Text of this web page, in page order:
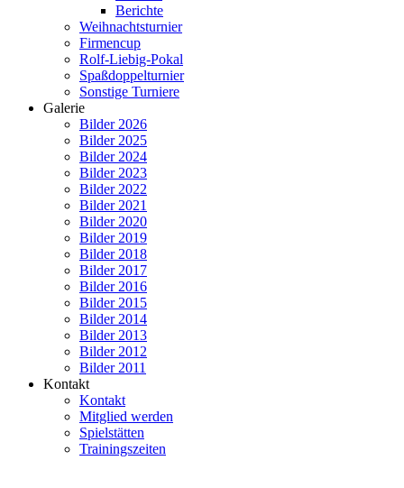
Berichte
Weihnachtsturnier
Firmencup
Rolf-Liebig-Pokal
Spaßdoppelturnier
Sonstige Turniere
Galerie
Bilder 2026
Bilder 2025
Bilder 2024
Bilder 2023
Bilder 2022
Bilder 2021
Bilder 2020
Bilder 2019
Bilder 2018
Bilder 2017
Bilder 2016
Bilder 2015
Bilder 2014
Bilder 2013
Bilder 2012
Bilder 2011
Kontakt
Kontakt
Mitglied werden
Spielstätten
Trainingszeiten